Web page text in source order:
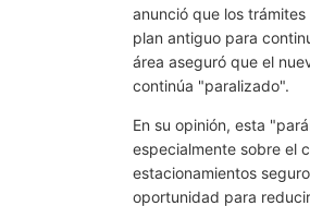
anunció que los
plan antiguo para
área aseguró que el
continúa "paralizado".
En su opinión, esta
especialmente sobre el
estacionamientos
oportunidad para